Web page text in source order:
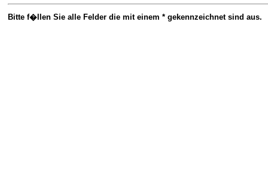
Bitte f�llen Sie alle Felder die mit einem * gekennzeichnet sind aus.